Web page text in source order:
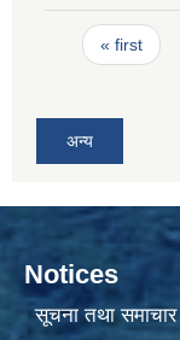
Pages
« first
अन्य
Notices
सूचना तथा समाचार